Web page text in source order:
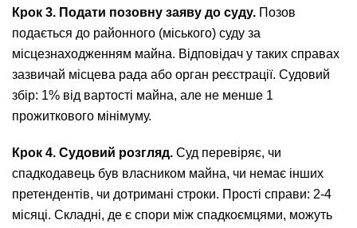
Крок 3. Подати позовну заяву до суду. Позов
подається до районного (міського) суду за
місцезнаходженням майна. Відповідач у таких справах
зазвичай місцева рада або орган реєстрації. Судовий
збір: 1% від вартості майна, але не менше 1
прожиткового мінімуму.
Крок 4. Судовий розгляд. Суд перевіряє, чи
спадкодавець був власником майна, чи немає інших
претендентів, чи дотримані строки. Прості справи: 2-4
місяці. Складні, де є спори між спадкоємцями, можуть